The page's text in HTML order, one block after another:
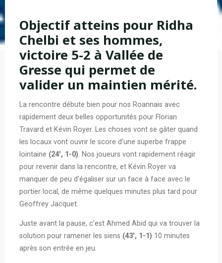
Objectif atteins pour Ridha
Chelbi et ses hommes,
victoire 5-2 à Vallée de
Gresse qui permet de
valider un maintien mérité.
La rencontre débute bien pour nos Roannais avec
rapidement deux belles opportunités pour Florian
Travard et Kévin Royer. Les choses vont se gâter quand
les locaux vont ouvrir le score d’une superbe frappe
lointaine (24′, 1-0). Nos joueurs vont rapidement réagir
pour revenir dans la rencontre, et Kévin Royer va
manquer de peu d’égaliser sur un face à face avec le
portier local, de même quelques minutes plus tard pour
Geoffrey Jacquet.
Juste avant la pause, c’est Ahmed Abid qui va trouver la
solution pour ramener les siens (43′, 1-1) 10 minutes
après son entrée en jeu.